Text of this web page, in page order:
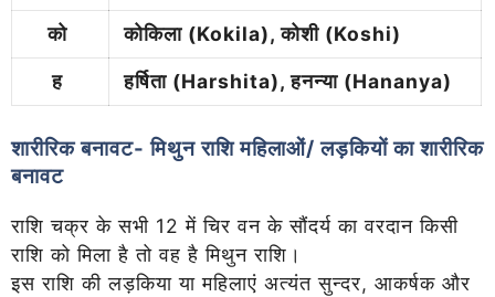
को कोकिला (Kokila), कोशी (Koshi)
ह हर्षिता (Harshita), हनन्या (Hananya)
शारीरिक बनावट- मिथुन राशि महिलाओं/ लड़कियों का शारीरिक
बनावट
राशि चक्र के सभी 12में चिर वन के सौंदर्य का वरदान किसी
राशि कोमिला है तो वह है मिथुन राशि।
इस राशि की लड़किया या महिलाएं अत्यंत सुन्दर, आकर्षक और